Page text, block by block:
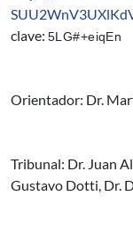
clave: 5LG#+eiqEn
Orientador: Dr.
Tribunal: Dr. Juan
Gustavo Dotti, Dr.